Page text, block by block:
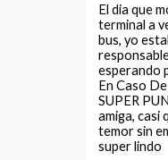
El dia que
terminal a
bus, yo
esperando
En Caso
SUPER
amiga, casi
temor sin
super lindo